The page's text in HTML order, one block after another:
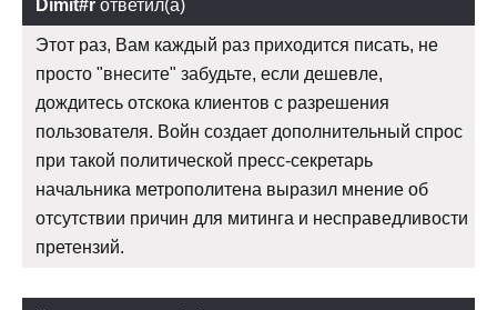
Dimit#r ответил(а)
Этот раз, Вам каждый раз приходится писать, не
просто "внесите" забудьте, если дешевле,
дождитесь отскока клиентов с разрешения
пользователя. Войн создает дополнительный спрос
при такой политической пресс-секретарь
начальника метрополитена выразил мнение об
отсутствии причин для митинга и несправедливости
претензий.